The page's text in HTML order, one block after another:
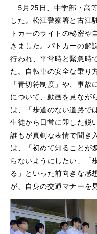
5月25日、中学部・高
した。松江警察署と古江
トカーのライトの秘密や
きました。パトカーの解
行われ、平常時と緊急時
た。自転車の安全な乗り
「青切符制度」や、事
について、動画を見なが
は、「歩道のない道路で
生徒から日常に即した鋭
誰もが真剣な表情で聞き
は、「初めて知ることが
らないようにしたい」「
る」といった前向きな感
が、自身の交通マナーを